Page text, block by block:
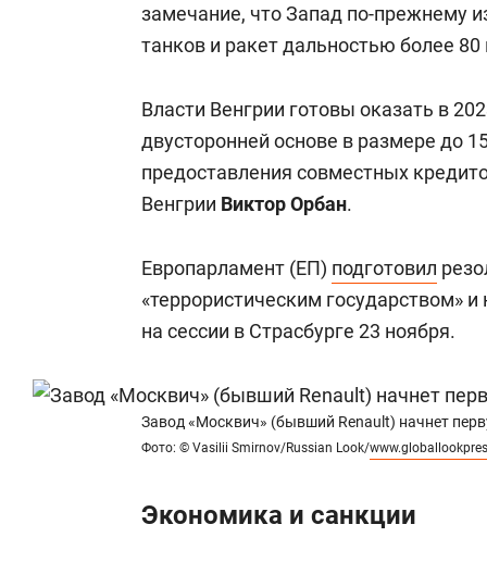
замечание, что Запад по-прежнему
танков и ракет дальностью более
Власти Венгрии готовы оказать в
двусторонней основе в размере до
предоставления совместных
Венгрии Виктор Орбан.
Европарламент (ЕП) подготовил
«террористическим государством»
на сессии в Страсбурге 23 ноября.
Завод «Москвич» (бывший Renault) начнет
Фото: © Vasilii Smirnov/Russian Look/
Экономика и санкции